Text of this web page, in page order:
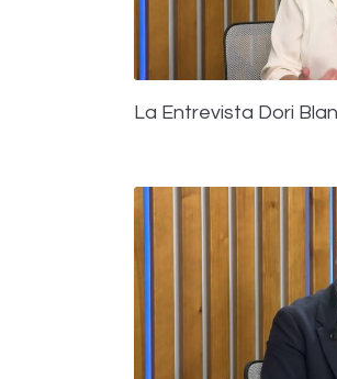
La Entrevista Dori